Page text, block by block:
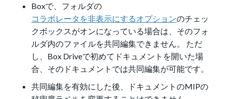
Boxで、フォルダの
コラボレータを非表示にするオプションのチェッ
クボックスがオンになっている場合は、そのフォ
ルダ内のファイルを共同編集できません。 ただ
し、Box Driveで初めてドキュメントを開いた場
合、そのドキュメントでは共同編集が可能です。
共同編集を有効にした後、ドキュメントのMIPの